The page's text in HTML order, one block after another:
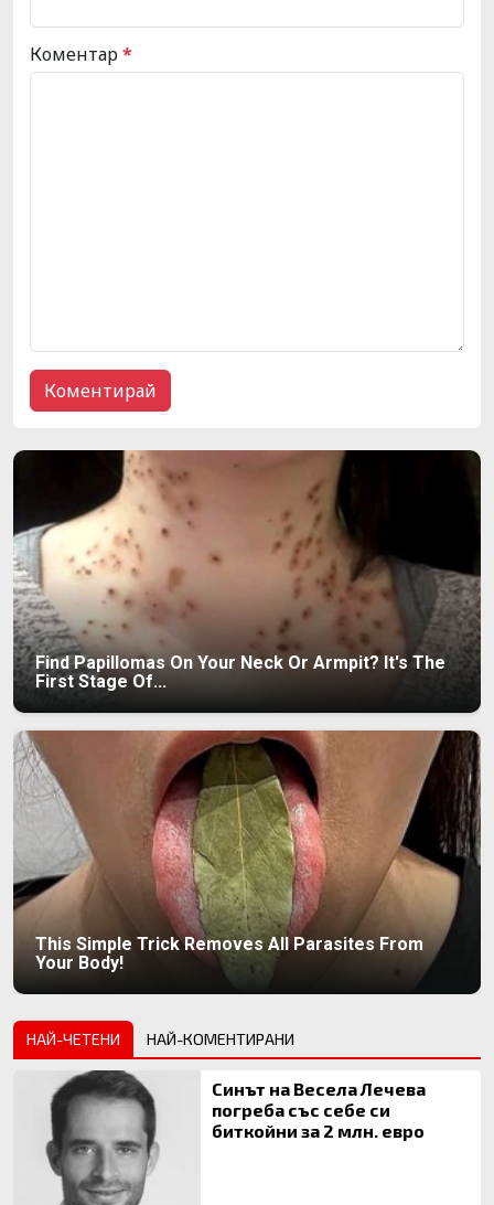
Коментар*
Find Papillomas On Your Neck Or Armpit? It's The
First Stage Of...
This Simple Trick Removes All Parasites From
Your Body!
НАЙ-ЧЕТЕНИ НАЙ-КОМЕНТИРАНИ
Синът на Весела Лечева
погреба със себе си
биткойни за 2 млн. евро